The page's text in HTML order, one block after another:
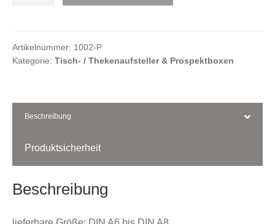
Kasse
Menge
Artikelnummer: 1002-P
Kategorie: Tisch- / Thekenaufsteller & Prospektboxen
Beschreibung
Produktsicherheit
Beschreibung